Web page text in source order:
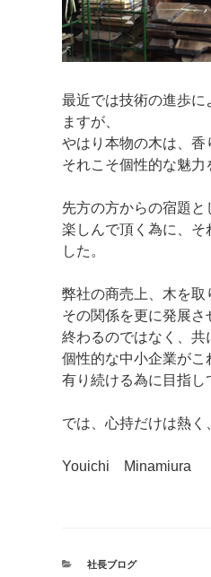
最近では技術の進歩
ますが、
やはり本物の木は、香
それこそ個性的な魅力
先方の方からの宿題
楽しんで頂く為に、
した。
弊社の商売上、木を取
その関係を更に発展
終わるのではなく、共
個性的な中小企業がこ
有り続ける為に目指し
では、心持だけは熱く
Youichi Minamiura
カ
社長ブログ